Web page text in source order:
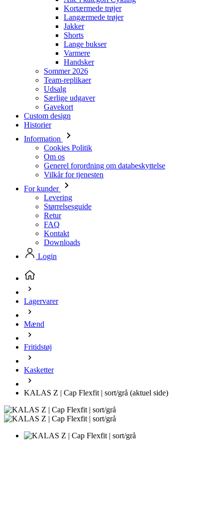
Kortærmede trøjer
Langærmede trøjer
Jakker
Shorts
Lange bukser
Varmere
Handsker
Sommer 2026
Team-replikaer
Udsalg
Særlige udgaver
Gavekort
Custom design
Historier
Information
Cookies Politik
Om os
Generel forordning om databeskyttelse
Vilkår for tjenesten
For kunder
Levering
Størrelsesguide
Retur
FAQ
Kontakt
Downloads
Login
Lagervarer
Mænd
Fritidstøj
Kasketter
KALAS Z | Cap Flexfit | sort/grå (aktuel side)